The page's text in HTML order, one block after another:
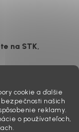
cookie a ďalšie
našich
reklamy.
o používateľoch,
na STK,
svetlomety. Ten
Keď slnko a soľ urobia
to...
naozaj čisté,